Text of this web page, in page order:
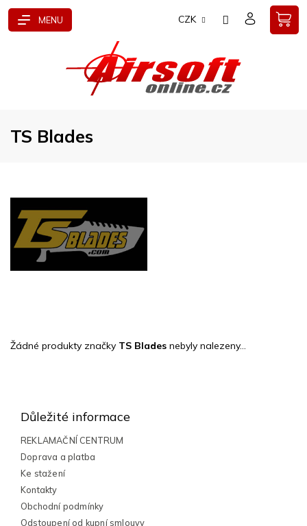
Přejít
CZK
TS Blades
Žádné produkty značky TS Blades nebyly nalezeny...
Důležité informace
REKLAMAČNÍ CENTRUM
Doprava a platba
Ke stažení
Kontakty
Obchodní podmínky
Odstoupení od kupní smlouvy